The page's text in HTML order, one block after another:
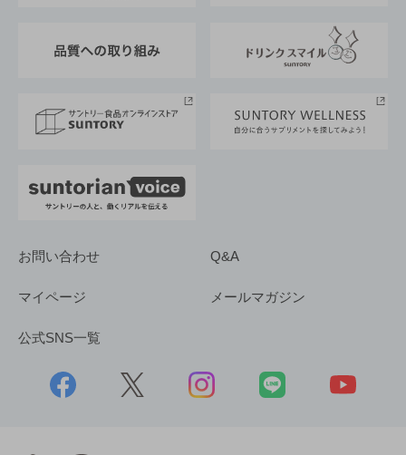
採用情報
お問い合わせ Q&A
マイページ メールマガジン
公式SNS一覧